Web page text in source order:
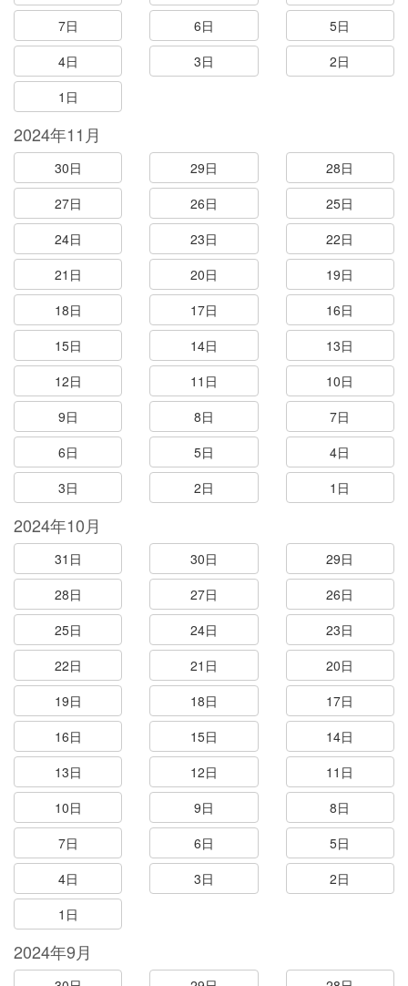
7日
6日
5日
4日
3日
2日
1日
2024年11月
30日 29日
28日
27日
26日
25日
24日
23日
22日
21日
20日
19日
18日
17日
16日
15日
14日
13日
12日
11日
10日
9日
8日
7日
6日
5日
4日
3日
2日 1日
2024年10月
31日 30日
29日
28日
27日
26日
25日
24日
23日
22日
21日
20日
19日
18日
17日
16日
15日
14日
13日
12日
11日
10日
9日
8日
7日
6日
5日
4日
3日
2日
1日
2024年9月